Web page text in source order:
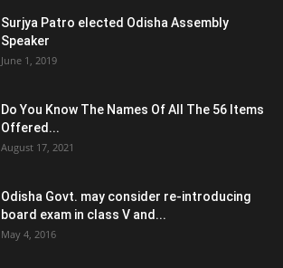
Surjya Patro elected Odisha Assembly
Speaker
June 1, 2019
Do You Know The Names Of All The 56 Items
Offered...
August 17, 2021
Odisha Govt. may consider re-introducing
board exam in class V and...
May 4, 2016